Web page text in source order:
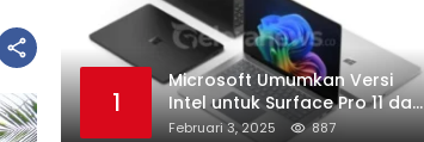
1
Microsoft Umumkan Versi
Intel untuk Surface Pro 11 dan
Surface Laptop 7
Februari 3, 2025 887